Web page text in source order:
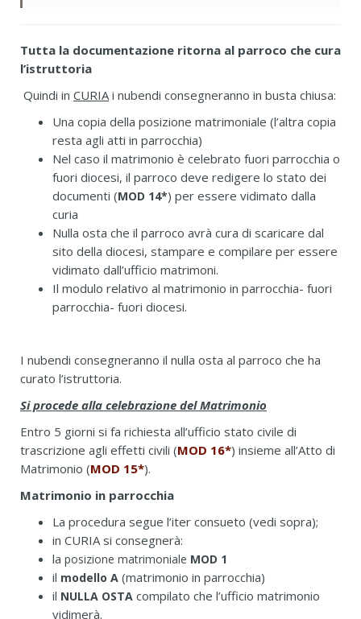
Tutta la documentazione ritorna al parroco che cura
l’istruttoria
Quindi in CURIA i nubendi consegneranno in busta chiusa:
Una copia della posizione matrimoniale (l’altra copia
resta agli atti in parrocchia)
Nel caso il matrimonio è celebrato fuori parrocchia o
fuori diocesi, il parroco deve redigere lo stato dei
documenti (MOD 14*) per essere vidimato dalla
curia
Nulla osta che il parroco avrà cura di scaricare dal
sito della diocesi, stampare e compilare per essere
vidimato dall’ufficio matrimoni.
Il modulo relativo al matrimonio in parrocchia- fuori
parrocchia- fuori diocesi.
I nubendi consegneranno il nulla osta al parroco che ha
curato l’istruttoria.
Si procede alla celebrazione del Matrimonio
Entro 5 giorni si fa richiesta all’ufficio stato civile di
trascrizione agli effetti civili (MOD 16*) insieme all’Atto di
Matrimonio (MOD 15*).
Matrimonio in parrocchia
La procedura segue l’iter consueto (vedi sopra);
in CURIA si consegnerà:
la posizione matrimoniale MOD 1
il modello A (matrimonio in parrocchia)
il NULLA OSTA compilato che l’ufficio matrimonio
vidimerà.